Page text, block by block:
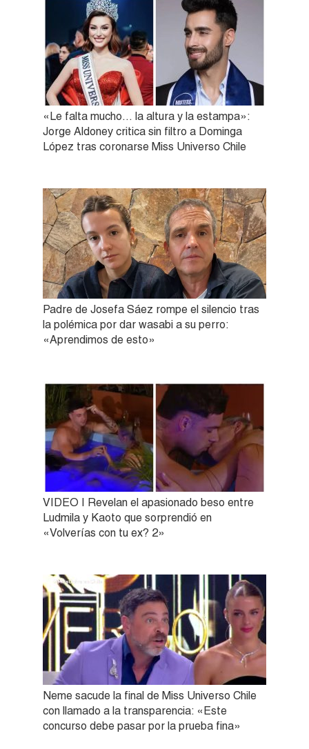
«Le falta mucho… la altura y la estampa»:
Jorge Aldoney critica sin filtro a Dominga
López tras coronarse Miss Universo Chile
Padre de Josefa Sáez rompe el silencio tras
la polémica por dar wasabi a su perro:
«Aprendimos de esto»
VIDEO | Revelan el apasionado beso entre
Ludmila y Kaoto que sorprendió en
«Volverías con tu ex? 2»
Neme sacude la final de Miss Universo Chile
con llamado a la transparencia: «Este
concurso debe pasar por la prueba fina»